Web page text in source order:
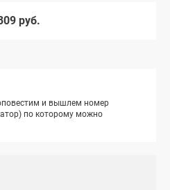
руб.
и вышлем номер
по которому можно